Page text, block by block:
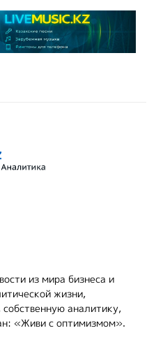
из мира бизнеса и
жизни,
аналитику,
«Живи с оптимизмом».